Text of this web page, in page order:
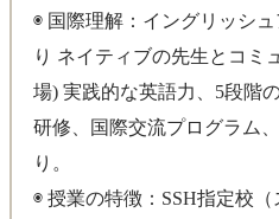
◉ 国際理解：イングリッシ
り ネイティブの先生とコミ
場) 実践的な英語力、5段階
研修、国際交流プログラム
り。
◉ 授業の特徴：SSH指定校